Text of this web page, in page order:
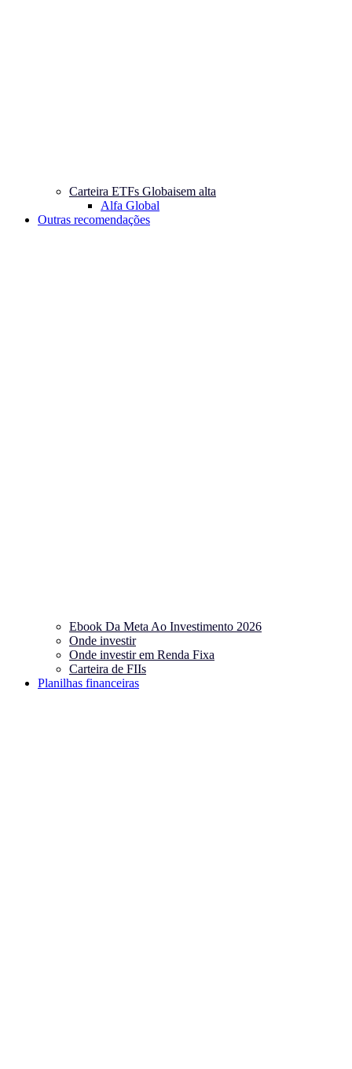
Carteira ETFs Globaisem alta
Alfa Global
Outras recomendações
Ebook Da Meta Ao Investimento 2026
Onde investir
Onde investir em Renda Fixa
Carteira de FIIs
Planilhas financeiras